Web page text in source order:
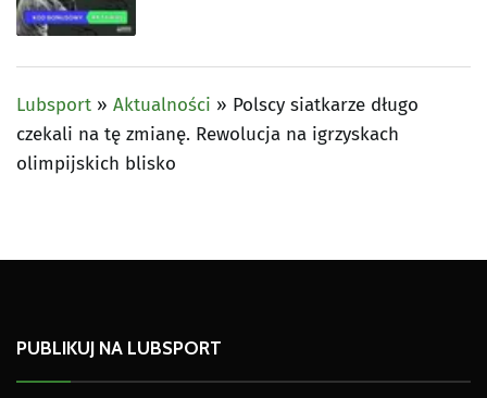
Lubsport » Aktualności » Polscy siatkarze długo
czekali na tę zmianę. Rewolucja na igrzyskach
olimpijskich blisko
PUBLIKUJ NA LUBSPORT